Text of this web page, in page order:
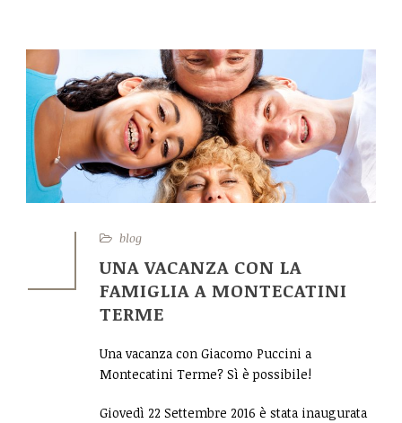
blog
UNA VACANZA CON LA
FAMIGLIA A MONTECATINI
TERME
Una vacanza con Giacomo Puccini a
Montecatini Terme? Sì è possibile!
Giovedì 22 Settembre 2016 è stata inaugurata